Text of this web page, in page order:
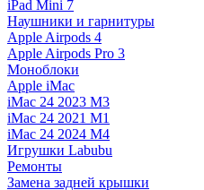
iPad Mini 7
Наушники и гарнитуры
Apple Airpods 4
Apple Airpods Pro 3
Моноблоки
Apple iMac
iMac 24 2023 M3
iMac 24 2021 M1
iMac 24 2024 M4
Игрушки Labubu
Ремонты
Замена задней крышки